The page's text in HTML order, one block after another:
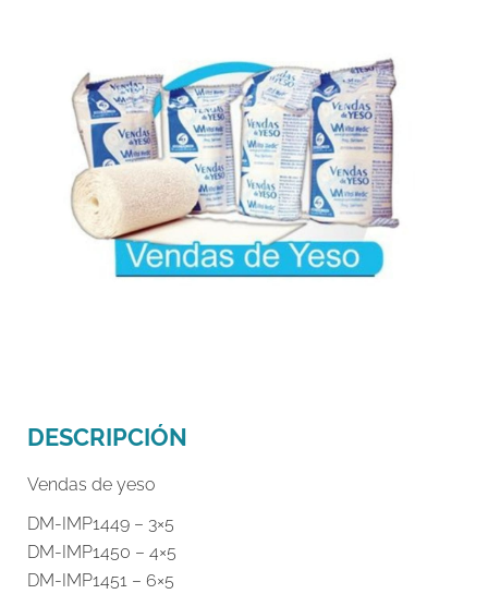
DESCRIPCIÓN
Vendas de yeso
DM-IMP1449 – 3×5
DM-IMP1450 – 4×5
DM-IMP1451 – 6×5